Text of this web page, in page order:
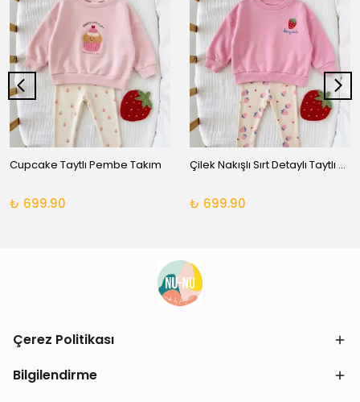
Cupcake Taytlı Pembe Takım
₺ 699.90
Çilek Nakışlı Sırt Detaylı Taytlı Takım
₺ 699.90
Çerez Politikası
Bilgilendirme